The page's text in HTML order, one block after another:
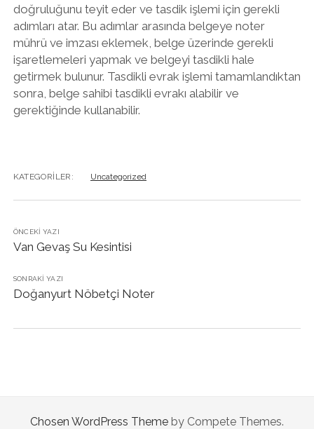
doğruluğunu teyit eder ve tasdik işlemi için gerekli
adımları atar. Bu adımlar arasında belgeye noter
mührü ve imzası eklemek, belge üzerinde gerekli
işaretlemeleri yapmak ve belgeyi tasdikli hale
getirmek bulunur. Tasdikli evrak işlemi tamamlandıktan
sonra, belge sahibi tasdikli evrakı alabilir ve
gerektiğinde kullanabilir.
KATEGORILER: Uncategorized
ÖNCEKI YAZI
Van Gevaş Su Kesintisi
SONRAKI YAZI
Doğanyurt Nöbetçi Noter
Chosen WordPress Theme by Compete Themes.